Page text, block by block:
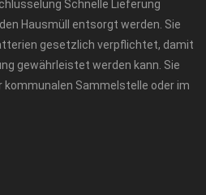
Schnelle Lieferung
Hausmüll entsorgt werden. Sie
gesetzlich verpflichtet, damit
gewährleistet werden kann. Sie
kommunalen Sammelstelle oder im